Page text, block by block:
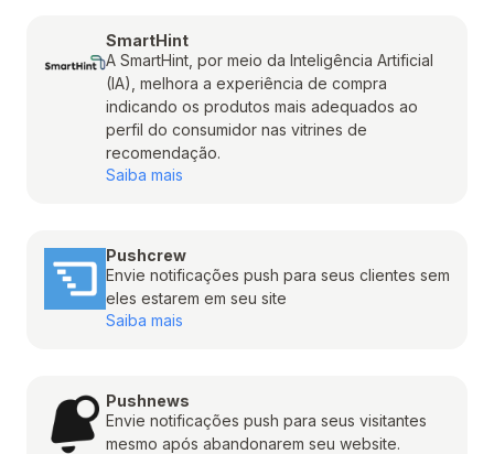
SmartHint
A SmartHint, por meio da Inteligência Artificial
(IA), melhora a experiência de compra
indicando os produtos mais adequados ao
perfil do consumidor nas vitrines de
recomendação.
Saiba mais
Pushcrew
Envie notificações push para seus clientes sem
eles estarem em seu site
Saiba mais
Pushnews
Envie notificações push para seus visitantes
mesmo após abandonarem seu website.